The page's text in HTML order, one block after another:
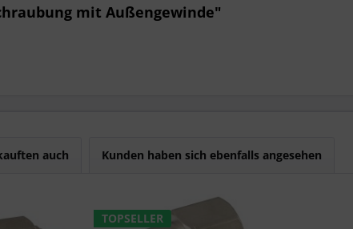
mit Außengewinde"
auch Kunden haben sich ebenfalls angesehen
TOPSELLER